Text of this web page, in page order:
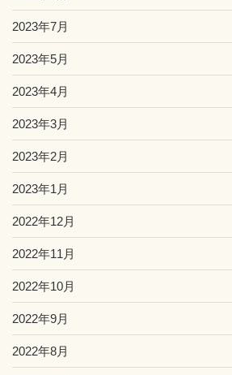
2023年7月
2023年5月
2023年4月
2023年3月
2023年2月
2023年1月
2022年12月
2022年11月
2022年10月
2022年9月
2022年8月